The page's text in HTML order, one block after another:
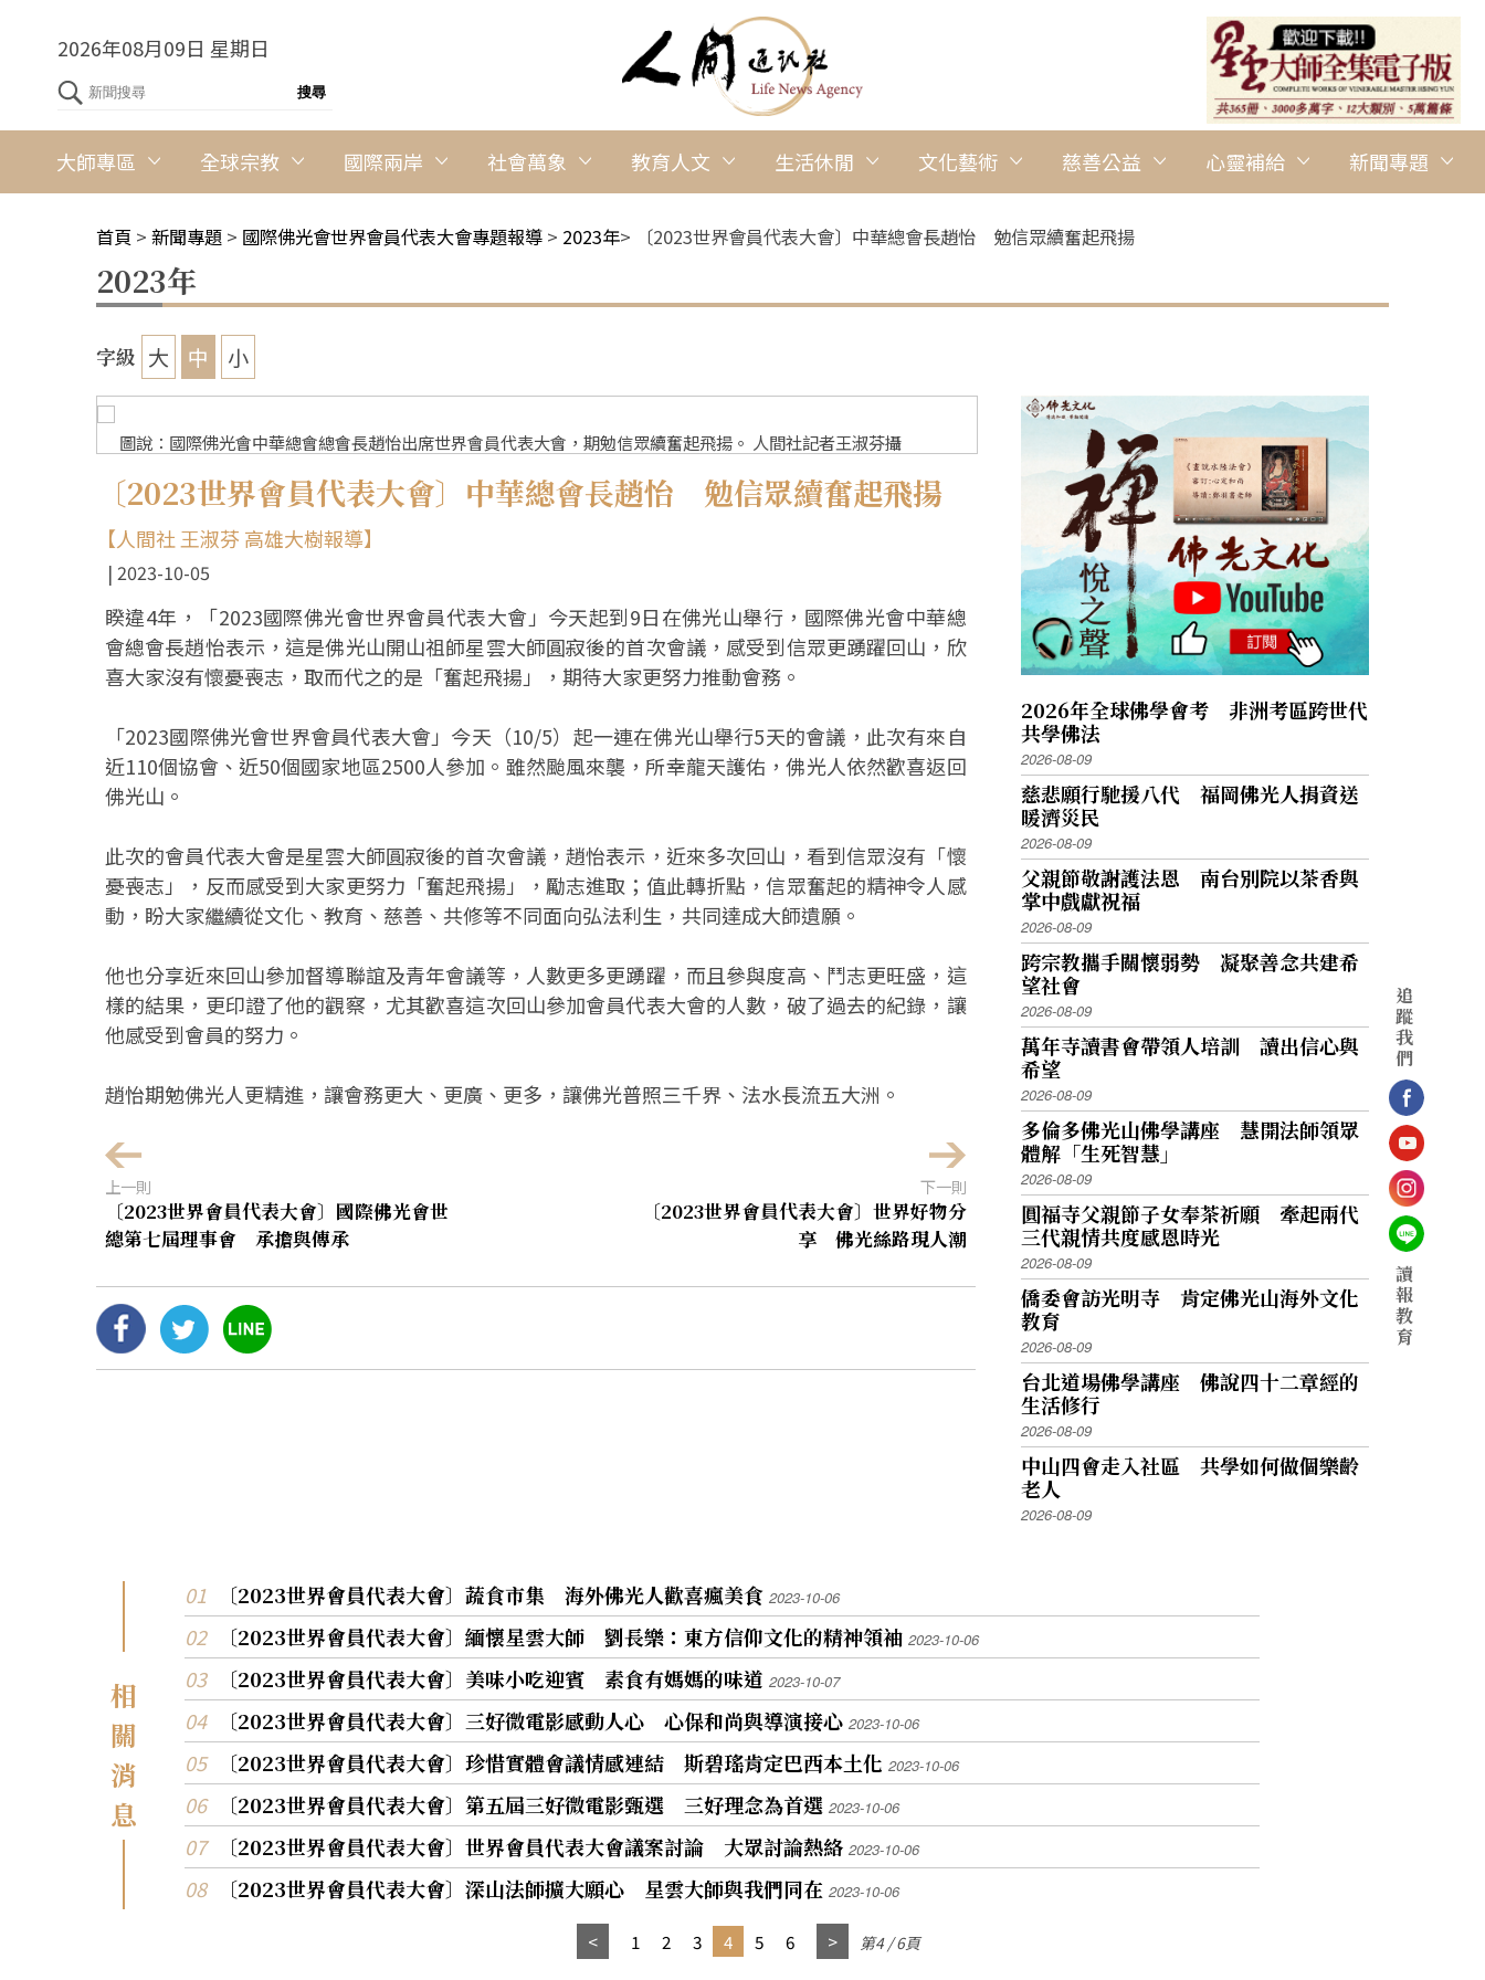
2026年08月09日 星期日
大師專區 全球宗教 國際兩岸 社會萬象 教育人文 生活休閒 文化藝術 慈善公益 心靈補給 新聞專題
首頁 > 新聞專題 > 國際佛光會世界會員代表大會專題報導 > 2023年> 〔2023世界會員代表大會〕中華總會長趙怡 勉信眾續奮起飛揚
2023年
字級 大 中 小
圖說：國際佛光會中華總會總會長趙怡出席世界會員代表大會，期勉信眾續奮起飛揚。 人間社記者王淑芬攝 圖說：國際佛光會中華總會總會長趙怡出席世界會員代表大會，
〔2023世界會員代表大會〕中華總會長趙怡 勉信眾續奮起飛揚
【人間社 王淑芬 高雄大樹報導】
2023-10-05
睽違4年，「2023國際佛光會世界會員代表大會」今天起到9日在佛光山舉行，國際佛光會中華總
會總會長趙怡表示，這是佛光山開山祖師星雲大師圓寂後的首次會議，感受到信眾更踴躍回山，欣
喜大家沒有懷憂喪志，取而代之的是「奮起飛揚」，期待大家更努力推動會務。
「2023國際佛光會世界會員代表大會」今天（10/5）起一連在佛光山舉行5天的會議，此次有來自
近110個協會、近50個國家地區2500人參加。雖然颱風來襲，所幸龍天護佑，佛光人依然歡喜返回
佛光山。
此次的會員代表大會是星雲大師圓寂後的首次會議，趙怡表示，近來多次回山，看到信眾沒有「懷
憂喪志」，反而感受到大家更努力「奮起飛揚」，勵志進取；值此轉折點，信眾奮起的精神令人感
動，盼大家繼續從文化、教育、慈善、共修等不同面向弘法利生，共同達成大師遺願。
他也分享近來回山參加督導聯誼及青年會議等，人數更多更踴躍，而且參與度高、鬥志更旺盛，這
樣的結果，更印證了他的觀察，尤其歡喜這次回山參加會員代表大會的人數，破了過去的紀錄，讓
他感受到會員的努力。
趙怡期勉佛光人更精進，讓會務更大、更廣、更多，讓佛光普照三千界、法水長流五大洲。
上一則
〔2023世界會員代表大會〕國際佛光會世
總第七屆理事會 承擔與傳承
下一則
〔2023世界會員代表大會〕世界好物分
享 佛光絲路現人潮
2026年全球佛學會考 非洲考區跨世代
共學佛法
2026-08-09
慈悲願行馳援八代 福岡佛光人捐資送
暖濟災民
2026-08-09
父親節敬謝護法恩 南台別院以茶香與
掌中戲獻祝福
2026-08-09
跨宗教攜手關懷弱勢 凝聚善念共建希
望社會
2026-08-09
萬年寺讀書會帶領人培訓 讀出信心與
希望
2026-08-09
多倫多佛光山佛學講座 慧開法師領眾
體解「生死智慧」
2026-08-09
圓福寺父親節子女奉茶祈願 牽起兩代
三代親情共度感恩時光
2026-08-09
僑委會訪光明寺 肯定佛光山海外文化
教育
2026-08-09
台北道場佛學講座 佛說四十二章經的
生活修行
2026-08-09
中山四會走入社區 共學如何做個樂齡
老人
2026-08-09
相
關
消
息
〔2023世界會員代表大會〕蔬食市集 海外佛光人歡喜瘋美食 2023-10-06
〔2023世界會員代表大會〕緬懷星雲大師 劉長樂：東方信仰文化的精神領袖 2023-10-06
〔2023世界會員代表大會〕美味小吃迎賓 素食有媽媽的味道 2023-10-07
〔2023世界會員代表大會〕三好微電影感動人心 心保和尚與導演接心 2023-10-06
〔2023世界會員代表大會〕珍惜實體會議情感連結 斯碧瑤肯定巴西本土化 2023-10-06
〔2023世界會員代表大會〕第五屆三好微電影甄選 三好理念為首選 2023-10-06
〔2023世界會員代表大會〕世界會員代表大會議案討論 大眾討論熱絡 2023-10-06
〔2023世界會員代表大會〕深山法師擴大願心 星雲大師與我們同在 2023-10-06
1 2 3 4 5 6 第4 / 6頁
追
蹤
我
們
讀
報
教
育